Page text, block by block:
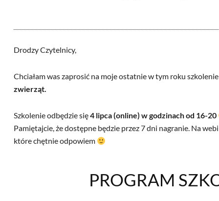
Drodzy Czytelnicy,
Chciałam was zaprosić na moje ostatnie w tym roku
zwierząt.
Szkolenie odbędzie się4 lipca (online) w godzinach od 16-20
Pamiętajcie, że dostępne będzie przez 7 dni nagranie. Na
które chętnie odpowiem
PROGRAM